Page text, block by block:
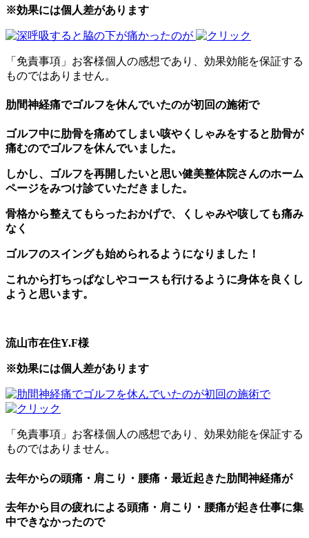
※効果には個人差があります
「免責事項」お客様個人の感想であり、効果効能を保証する
ものではありません。
肋間神経痛でゴルフを休んでいたのが初回の施術で
ゴルフ中に肋骨を痛めてしまい咳やくしゃみをすると肋骨が
痛むのでゴルフを休んでいました。
しかし、ゴルフを再開したいと思い健美整体院さんのホーム
ページをみつけ診ていただきました。
骨格から整えてもらったおかげで、くしゃみや咳しても痛み
なく
ゴルフのスイングも始められるようになりました！
これから打ちっぱなしやコースも行けるように身体を良くし
ようと思います。
流山市在住Y.F様
※効果には個人差があります
「免責事項」お客様個人の感想であり、効果効能を保証する
ものではありません。
去年からの頭痛・肩こり・腰痛・最近起きた肋間神経痛が
去年から目の疲れによる頭痛・肩こり・腰痛が起き仕事に集
中できなかったので